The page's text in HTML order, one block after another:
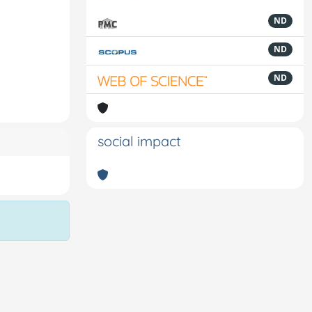
ND
ND
ND
social impact